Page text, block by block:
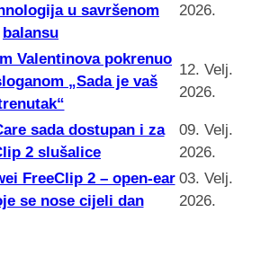
u savršenom
balansu
2026.
Valentinova pokrenuo
„Sada je vaš
12. Velj.
2026.
sada dostupan i za
2 slušalice
09. Velj.
2026.
FreeClip 2 – open-ear
se nose cijeli dan
03. Velj.
2026.